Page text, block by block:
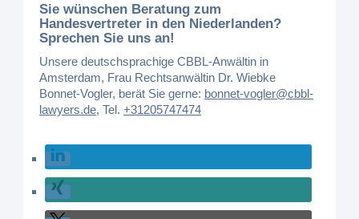
Sie wünschen Beratung zum
Handesvertreter in den Niederlanden?
Sprechen Sie uns an!
Unsere deutschsprachige CBBL-Anwältin in
Amsterdam, Frau Rechtsanwältin Dr. Wiebke
Bonnet-Vogler, berät Sie gerne: bonnet-vogler@cbbl-
lawyers.de,Tel.+31205747474